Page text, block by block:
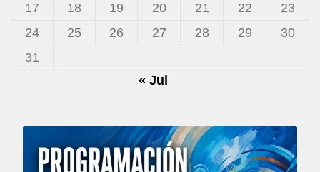
17
18 19 20 21 22
23
24
25 26 27 28 29
30
31
« Jul